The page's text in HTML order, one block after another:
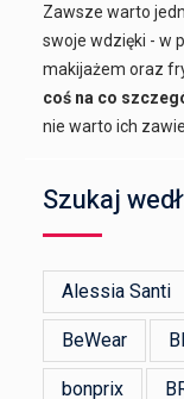
Zawsze warto
swoje wdzięki - w
makijażem oraz
coś na co
nie warto ich
Szukaj
Alessia Santi
BeWear
bonprix